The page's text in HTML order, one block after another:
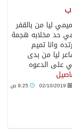
ليا من بالقفر
حد مخلابه هجمة
وانا تميم
ليا من بدى
على الدعوه
02/10/2019